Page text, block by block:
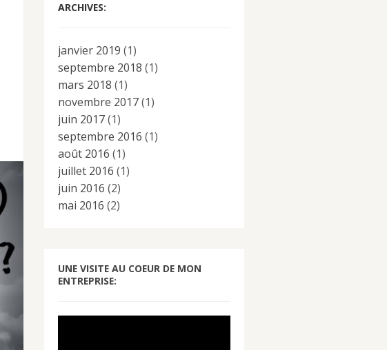
ARCHIVES:
janvier 2019 (1)
septembre 2018 (1)
mars 2018 (1)
novembre 2017(1)
juin 2017(1)
septembre 2016 (1)
août 2016 (1)
juillet 2016 (1)
juin 2016 (2)
mai 2016 (2)
UNE VISITE AU COEUR DE MON
ENTREPRISE: